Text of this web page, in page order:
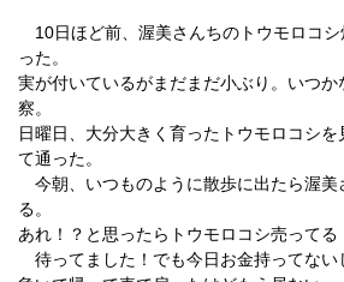
10日ほど前、渥美さんちのトウモロコシ
った。
実が付いているがまだまだ小ぶり。いつか
察。
日曜日、大分大きく育ったトウモロコシ
て通った。
今朝、いつものように散歩に出たら渥美
る。
あれ！？と思ったらトウモロコシ売ってる
待ってました！でも今日お金持ってない